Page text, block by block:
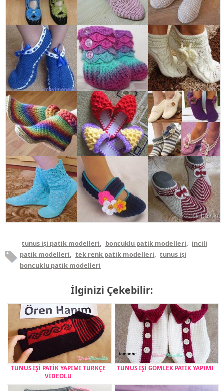
tunus işi patik modelleri, boncuklu patik modelleri, incili
patik modelleri, tek renk patik modelleri, tunus işi
boncuklu patik modelleri
İlginizi Çekebilir:
TUNUS İŞİ PATİK YAPIMI TÜRKÇE
VİDEOLU
TUNUS İŞİ GÖMLEK PATİK YAPIMI